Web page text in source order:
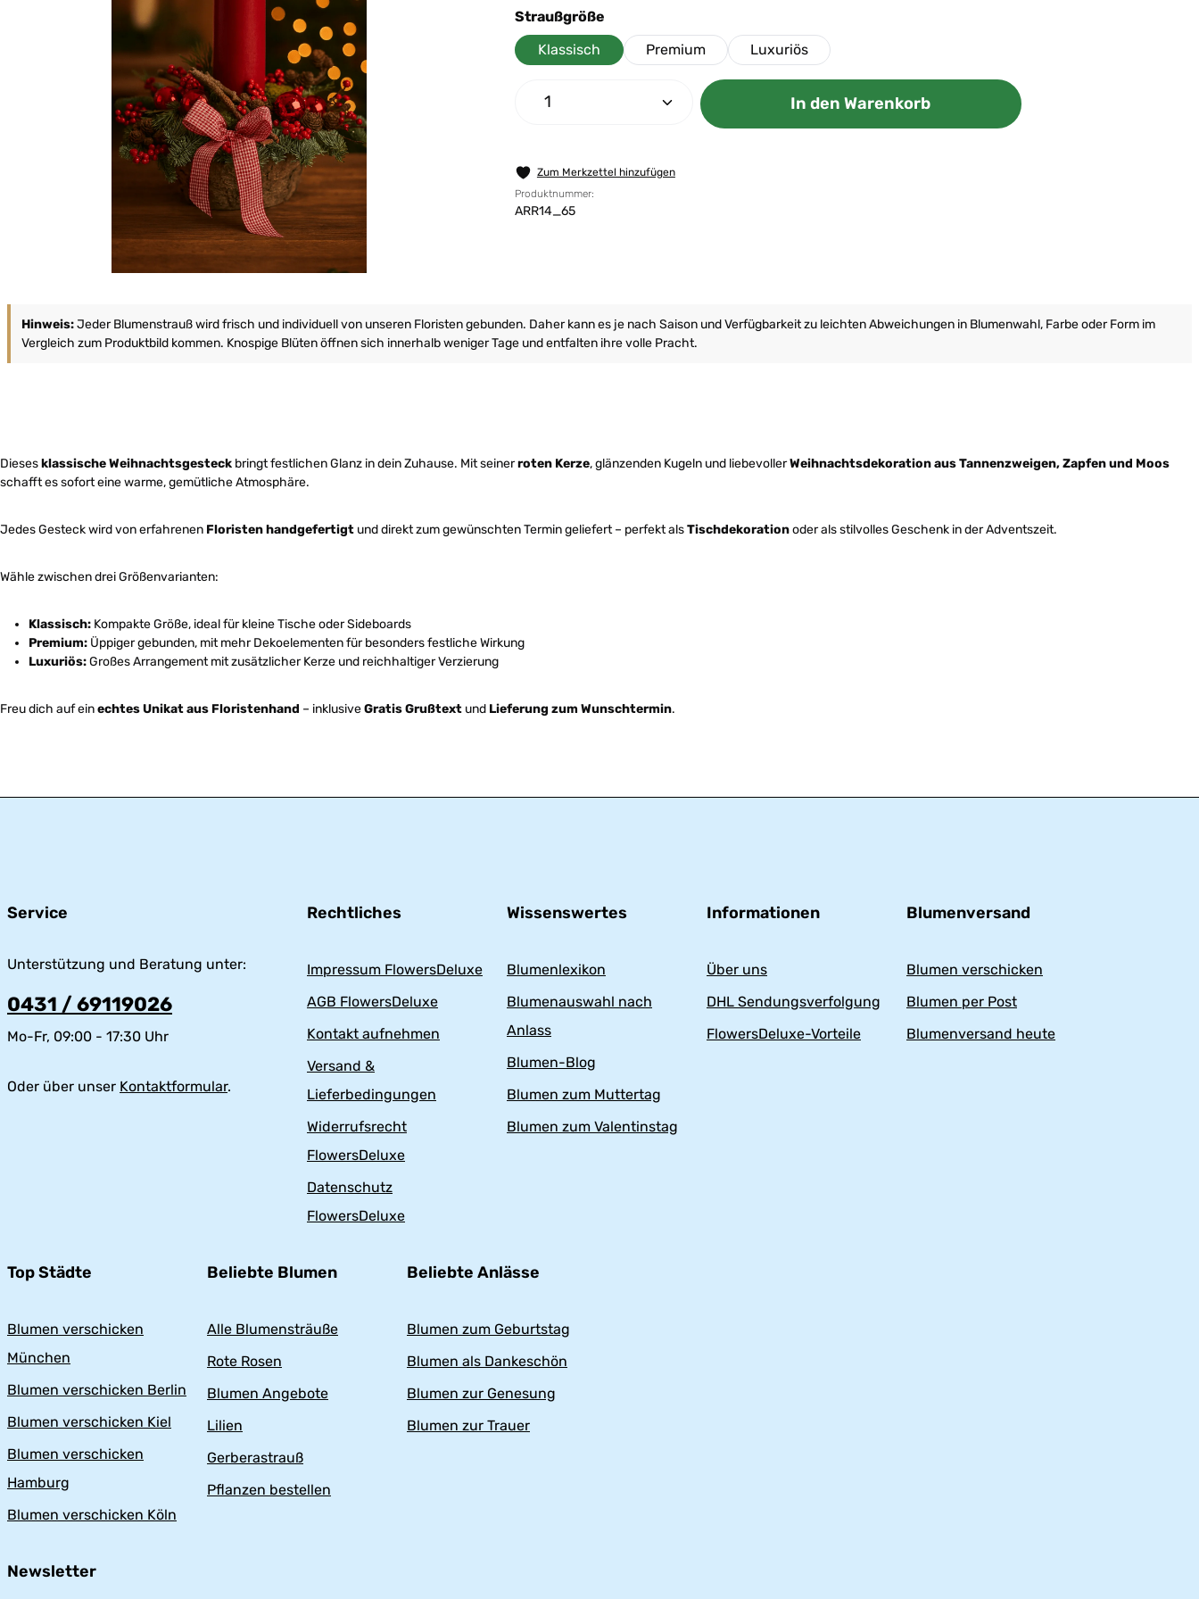
Straußgrößeauswählen
Klassisch
Premium Luxuriös
Produkt Anzahl: Gib den gewünschten Wert ein oder benutze die
In den Warenkorb
Zum Merkzettel hinzufügen
Produktnummer:
ARR14_65
Hinweis:Jeder Blumenstrauß wird frisch und individuell von unseren Floristen gebunden. Daher kann es je nach Saison und Verfügbarkeit zu leichten Abweichungen in Blumenwahl, Farbe oder Form im
Vergleich zum Produktbild kommen. Knospige Blüten öffnen sich innerhalb weniger Tage und entfalten ihre volle Pracht.
Diesesklassische Weihnachtsgesteck bringt festlichen Glanz in dein Zuhause. Mit seinerroten Kerze, glänzenden Kugeln und liebevollerWeihnachtsdekoration aus Tannenzweigen, Zapfen und Moos
schafft es sofort eine warme, gemütliche Atmosphäre.
Jedes Gesteck wird von erfahrenen Floristen handgefertigt und direkt zum gewünschten Termin geliefert – perfekt alsTischdekorationoder als stilvolles Geschenk in der Adventszeit.
Wähle zwischen drei Größenvarianten:
Klassisch: Kompakte Größe, ideal für kleine Tische oder Sideboards
Premium: Üppiger gebunden, mit mehr Dekoelementen für besonders festliche Wirkung
Luxuriös:Großes Arrangement mit zusätzlicher Kerze und reichhaltiger Verzierung
Freu dich auf einechtes Unikat aus Floristenhand – inklusiveGratis Grußtext und Lieferung zum Wunschtermin.
Service
Unterstützung und Beratung unter:
0431 / 69119026
Mo-Fr, 09:00 - 17:30 Uhr
Oder über unser Kontaktformular.
Rechtliches
Impressum FlowersDeluxe
AGB FlowersDeluxe
Kontakt aufnehmen
Versand &
Lieferbedingungen
Widerrufsrecht
FlowersDeluxe
Datenschutz
FlowersDeluxe
Wissenswertes
Blumenlexikon
Blumenauswahl nach
Anlass
Blumen-Blog
Blumen zum Muttertag
Blumen zum Valentinstag
Informationen
Über uns
DHL Sendungsverfolgung
FlowersDeluxe-Vorteile
Blumenversand
Blumen verschicken
Blumen per Post
Blumenversand heute
Top Städte
Blumen verschicken
München
Blumen verschicken Berlin
Blumen verschicken Kiel
Blumen verschicken
Hamburg
Blumen verschicken Köln
Beliebte Blumen
Alle Blumensträuße
Rote Rosen
Blumen Angebote
Lilien
Gerberastrauß
Pflanzen bestellen
Beliebte Anlässe
Blumen zum Geburtstag
Blumen als Dankeschön
Blumen zur Genesung
Blumen zur Trauer
Newsletter